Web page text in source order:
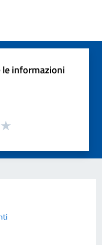
le informazioni